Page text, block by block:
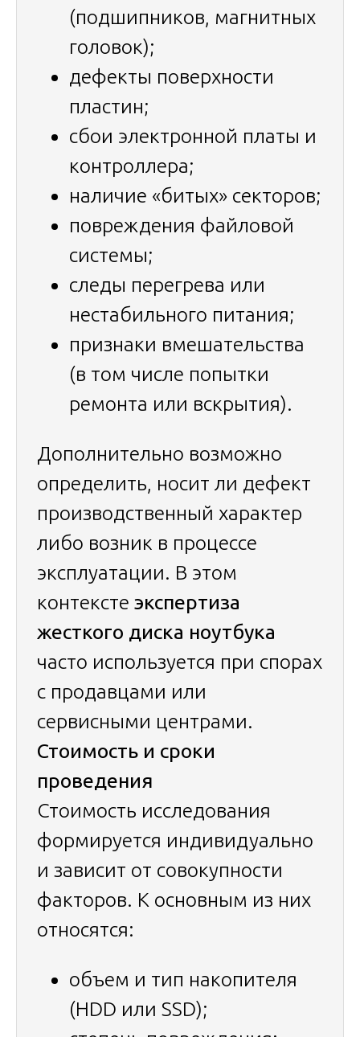
(подшипников, магнитных
головок);
дефекты поверхности
пластин;
сбои электронной платы и
контроллера;
наличие «битых» секторов;
повреждения файловой
системы;
следы перегрева или
нестабильного питания;
признаки вмешательства
(в том числе попытки
ремонта или вскрытия).
Дополнительно возможно
определить, носит ли дефект
производственный характер
либо возник в процессе
эксплуатации. В этом
контексте экспертиза
жесткого диска ноутбука
часто используется при спорах
с продавцами или
сервисными центрами.
Стоимость и сроки
проведения
Стоимость исследования
формируется индивидуально
и зависит от совокупности
факторов. К основным из них
относятся:
объем и тип накопителя
(HDD или SSD);